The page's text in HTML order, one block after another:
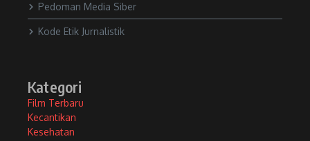
Pedoman Media Siber
Kode Etik Jurnalistik
Kategori
Film Terbaru
Kecantikan
Kesehatan